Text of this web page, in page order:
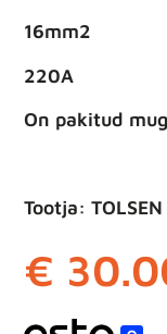
16mm2
220A
On pakitud
Tootja: TOLSEN
€